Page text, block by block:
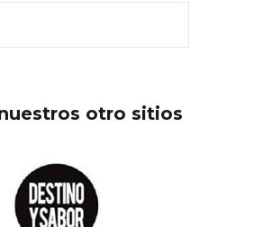
otro sitios